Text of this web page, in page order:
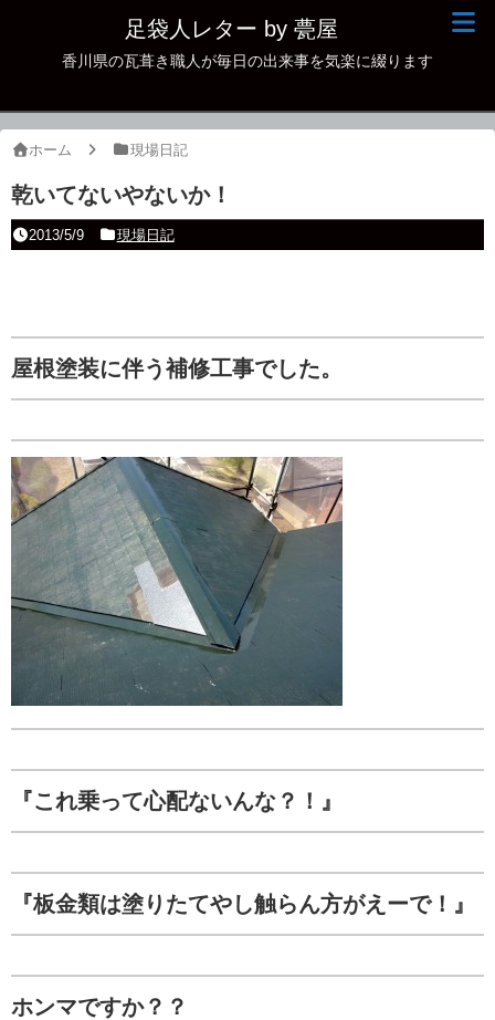
足袋人レター by 甍屋
香川県の瓦葺き職人が毎日の出来事を気楽に綴ります
ホーム 現場日記
乾いてないやないか！
2013/5/9 現場日記
屋根塗装に伴う補修工事でした。
『これ乗って心配ないんな？！』
『板金類は塗りたてやし触らん方がえーで！』
ホンマですか？？
現場日記
古瓦
その他